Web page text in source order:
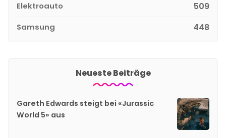
Elektroauto 509
Samsung 448
Neueste Beiträge
Gareth Edwards steigt bei «Jurassic
World 5» aus